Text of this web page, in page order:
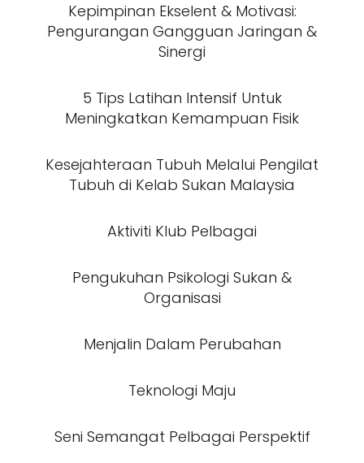
Kepimpinan Ekselent & Motivasi:
Pengurangan Gangguan Jaringan &
Sinergi
5 Tips Latihan Intensif Untuk
Meningkatkan Kemampuan Fisik
Kesejahteraan Tubuh Melalui Pengilat
Tubuh di Kelab Sukan Malaysia
Aktiviti Klub Pelbagai
Pengukuhan Psikologi Sukan &
Organisasi
Menjalin Dalam Perubahan
Teknologi Maju
Seni Semangat Pelbagai Perspektif